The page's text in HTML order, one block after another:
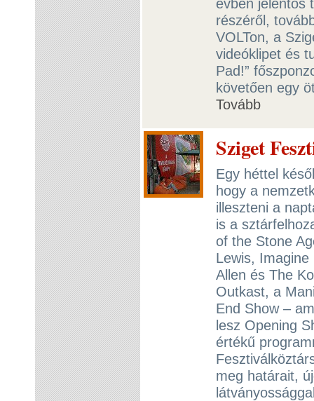
részéről,
VOLTon, a
videóklipet és
Pad!”
követően egy
Tovább
Sziget
Egy héttel
hogy a
illeszteni a
is a
of the Stone
Lewis,
Allen és The
Outkast, a
End Show –
lesz Opening
értékű
meg határait,